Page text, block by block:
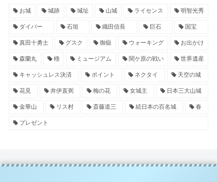
お城 城跡 城址 山城 ライセンス 明智光秀
ダイバー 石垣 織田信長 巨石 国宝
真田十勇士 グスク 御嶽 ウォーキング お出かけ
森蘭丸 櫓 ミュージアム 関ケ原の戦い 世界遺産
キャッシュレス決済 ポイント ネクタイ 天空の城
花見 井伊直弼 梅の花 女城主 日本三大山城
金華山 リス村 斎藤道三 続日本の百名城 春
プレゼント